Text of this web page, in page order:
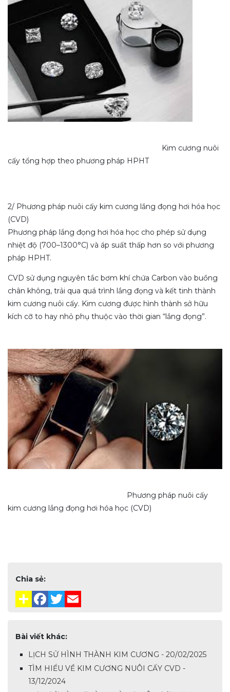
Kim cương nuôi
cấy tổng hợp theo phương pháp HPHT
2/ Phương pháp nuôi cấy kim cương lắng đọng hơi hóa học
(CVD)
Phương pháp lắng đọng hơi hóa học cho phép sử dụng
nhiệt độ (700–1300°C) và áp suất thấp hơn so với phương
pháp HPHT.
CVD sử dụng nguyên tắc bơm khí chứa Carbon vào buồng
chân không, trải qua quá trình lắng đọng và kết tinh thành
kim cương nuôi cấy. Kim cương được hình thành sở hữu
kích cỡ to hay nhỏ phụ thuộc vào thời gian “lắng đọng”.
Phương pháp nuôi cấy
kim cương lắng đọng hơi hóa học (CVD)
Chia sẻ:
Bài viết khác:
LỊCH SỬ HÌNH THÀNH KIM CƯƠNG - 20/02/2025
TÌM HIỂU VỀ KIM CƯƠNG NUÔI CẤY CVD -
13/12/2024